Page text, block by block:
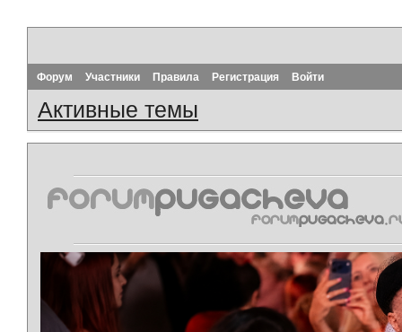
Форум Участники Правила Регистрация Войти
Активные темы